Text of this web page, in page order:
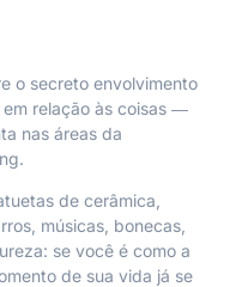
o secreto envolvimento
relação às coisas ―
nas áreas da
de cerâmica,
músicas, bonecas,
se você é como a
de sua vida já se